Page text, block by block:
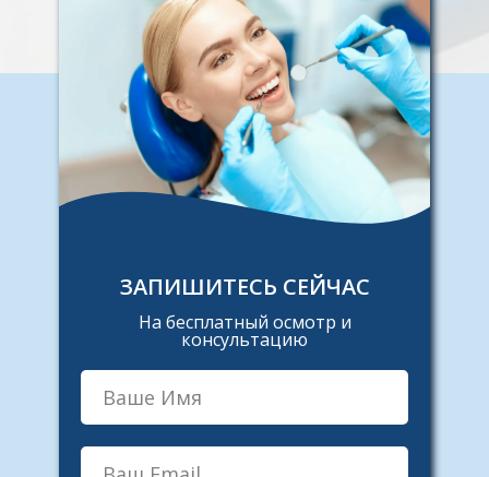
ЗАПИШИТЕСЬ СЕЙЧАС
На бесплатный осмотр и
консультацию